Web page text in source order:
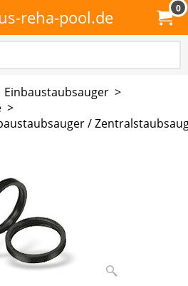
reha-pool.de 0
Einbaustaubsauger >
>
/